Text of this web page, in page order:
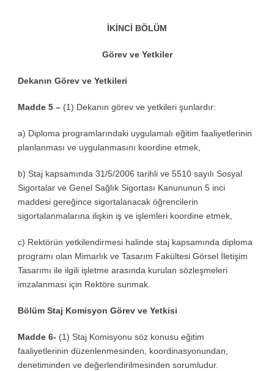
İKİNCİ BÖLÜM
Görev ve Yetkiler
Dekanın Görev ve Yetkileri
Madde 5 – (1) Dekanın görev ve yetkileri şunlardır:
a) Diploma programlarındaki uygulamalı eğitim faaliyetlerinin
planlanması ve uygulanmasını koordine etmek,
b) Staj kapsamında 31/5/2006 tarihli ve 5510 sayılı Sosyal
Sigortalar ve Genel Sağlık Sigortası Kanununun 5 inci
maddesi gereğince sigortalanacak öğrencilerin
sigortalanmalarına ilişkin iş ve işlemleri koordine etmek,
c) Rektörün yetkilendirmesi halinde staj kapsamında diploma
programı olan Mimarlık ve Tasarım Fakültesi Görsel İletişim
Tasarımı ile ilgili işletme arasında kurulan sözleşmeleri
imzalanması için Rektöre sunmak.
Bölüm Staj Komisyon Görev ve Yetkisi
Madde 6- (1) Staj Komisyonu söz konusu eğitim
faaliyetlerinin düzenlenmesinden, koordinasyonundan,
denetiminden ve değerlendirilmesinden sorumludur.